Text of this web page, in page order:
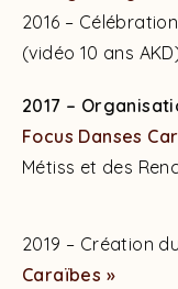
2016 –
(vidéo 10 ans
2017 –
Focus Danses
Métiss et des
2019 – Création
Caraïbes »